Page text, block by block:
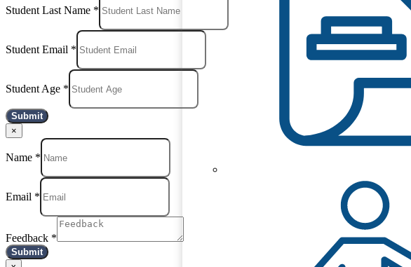
Student Last Name *
Student Email *
Student Age *
Submit
×
Name *
Email *
Feedback *
Submit